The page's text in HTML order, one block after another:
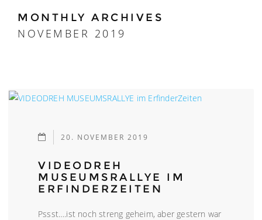
MONTHLY ARCHIVES
NOVEMBER 2019
20. NOVEMBER 2019
VIDEODREH
MUSEUMSRALLYE IM
ERFINDERZEITEN
Pssst….ist noch streng geheim, aber gestern war